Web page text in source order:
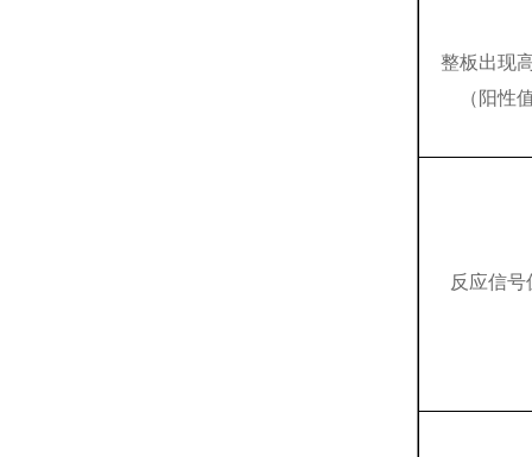
整板出现
（阳性
反应信号